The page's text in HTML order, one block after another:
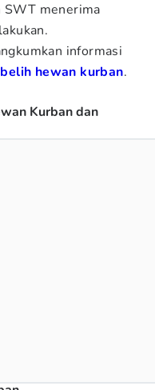
SWT menerima
informasi
hewan kurban.
Kurban dan